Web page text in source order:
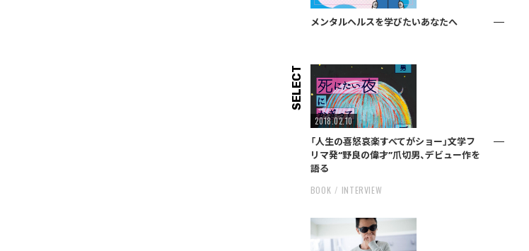
メンタルヘルスを学びたいあなたへ
SELECT
2018.02.10
「人生の喜怒哀楽すべてがショー」文学フ
リマ発“野良の偉才”爪切男、デビュー作を
語る
BOOK INTERVIEW